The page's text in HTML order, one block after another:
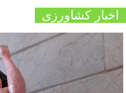
اخبار کشاورزی